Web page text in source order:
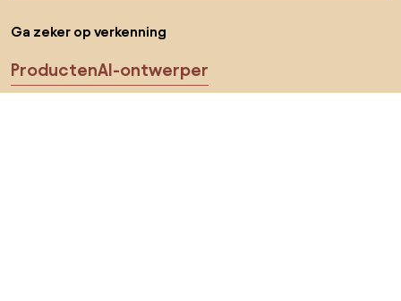
Ga zeker op verkenning
ProductenAI-ontwerper